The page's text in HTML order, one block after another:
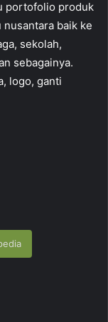
portofolio produk
baik ke
sekolah,
sebagainya.
logo, ganti